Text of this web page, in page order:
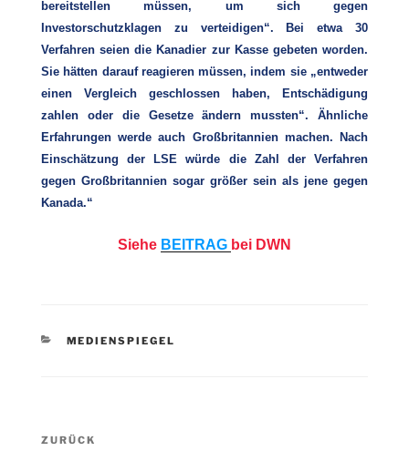
bereitstellen müssen, um sich gegen
Investorschutzklagen zu verteidigen“. Bei etwa 30
Verfahren seien die Kanadier zur Kasse gebeten worden.
Sie hätten darauf reagieren müssen, indem sie „entweder
einen Vergleich geschlossen haben, Entschädigung
zahlen oder die Gesetze ändern mussten“. Ähnliche
Erfahrungen werde auch Großbritannien machen. Nach
Einschätzung der LSE würde die Zahl der Verfahren
gegen Großbritannien sogar größer sein als jene gegen
Kanada.“
Siehe BEITRAG bei DWN
KATEGORIEN
MEDIENSPIEGEL
Beitragsnavigation
Vorheriger
ZURÜCK